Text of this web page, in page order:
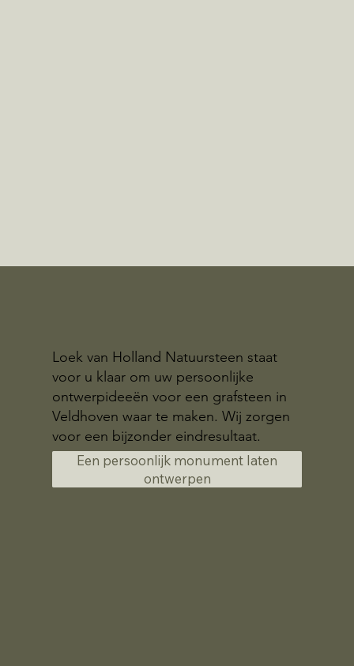
Loek van Holland Natuursteen staat
voor u klaar om uw persoonlijke
ontwerpideeën voor een grafsteen in
Veldhoven waar te maken. Wij zorgen
voor een bijzonder eindresultaat.
Een persoonlijk monument laten
ontwerpen